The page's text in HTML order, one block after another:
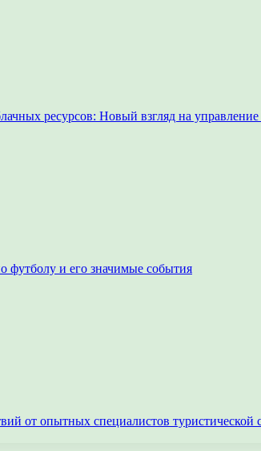
ресурсов: Новый взгляд на
футболу и его значимые события
от опытных специалистов туристической